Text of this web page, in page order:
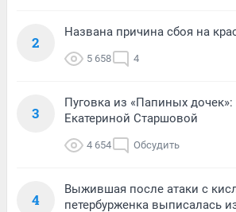
2
Названа причина сбоя на
5 658 4
3
Пуговка из «Папиных дочек»:
Екатериной Старшовой
4 654 Обсудить
4
Выжившая после атаки с
петербурженка выписалась